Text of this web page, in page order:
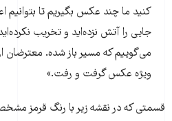
کنید ما چند عکس بگیریم تا بتوانیم
جایی را آتش نزده‌اید و تخریب
می‌گوییم که مسیر باز شده. معترضان
ویژه عکس گرفت و رفت.»
قسمتی که در نقشه زیر با رنگ قرمز